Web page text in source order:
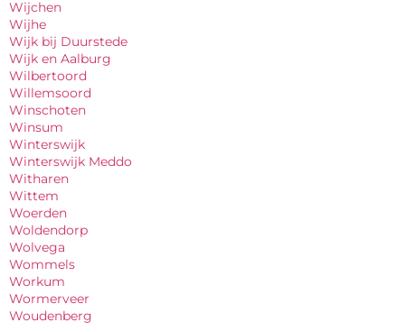
Wijchen
Wijhe
Wijk bij Duurstede
Wijk en Aalburg
Wilbertoord
Willemsoord
Winschoten
Winsum
Winterswijk
Winterswijk Meddo
Witharen
Wittem
Woerden
Woldendorp
Wolvega
Wommels
Workum
Wormerveer
Woudenberg